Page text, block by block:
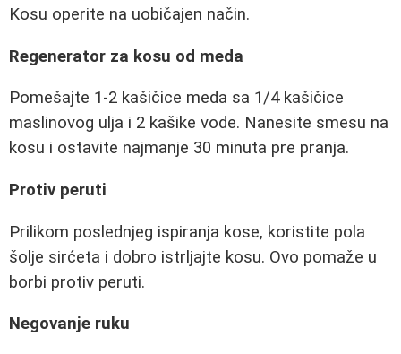
Kosu operite na uobičajen način.
Regenerator za kosu od meda
Pomešajte 1-2 kašičice meda sa 1/4 kašičice
maslinovog ulja i 2 kašike vode. Nanesite smesu na
kosu i ostavite najmanje 30 minuta pre pranja.
Protiv peruti
Prilikom poslednjeg ispiranja kose, koristite pola
šolje sirćeta i dobro istrljajte kosu. Ovo pomaže u
borbi protiv peruti.
Negovanje ruku